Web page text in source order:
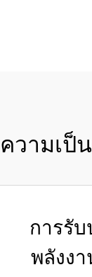
วามเป็
การรั
พลังง